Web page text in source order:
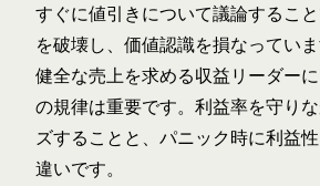
すぐに値引きについて議論するこ
を破壊し、価値認識を損なっていま
健全な売上を求める収益リーダー
の規律は重要です。利益率を守り
ズすることと、パニック時に利益
違いです。